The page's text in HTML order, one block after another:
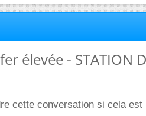
élevée - STATION
cette conversation si cela est